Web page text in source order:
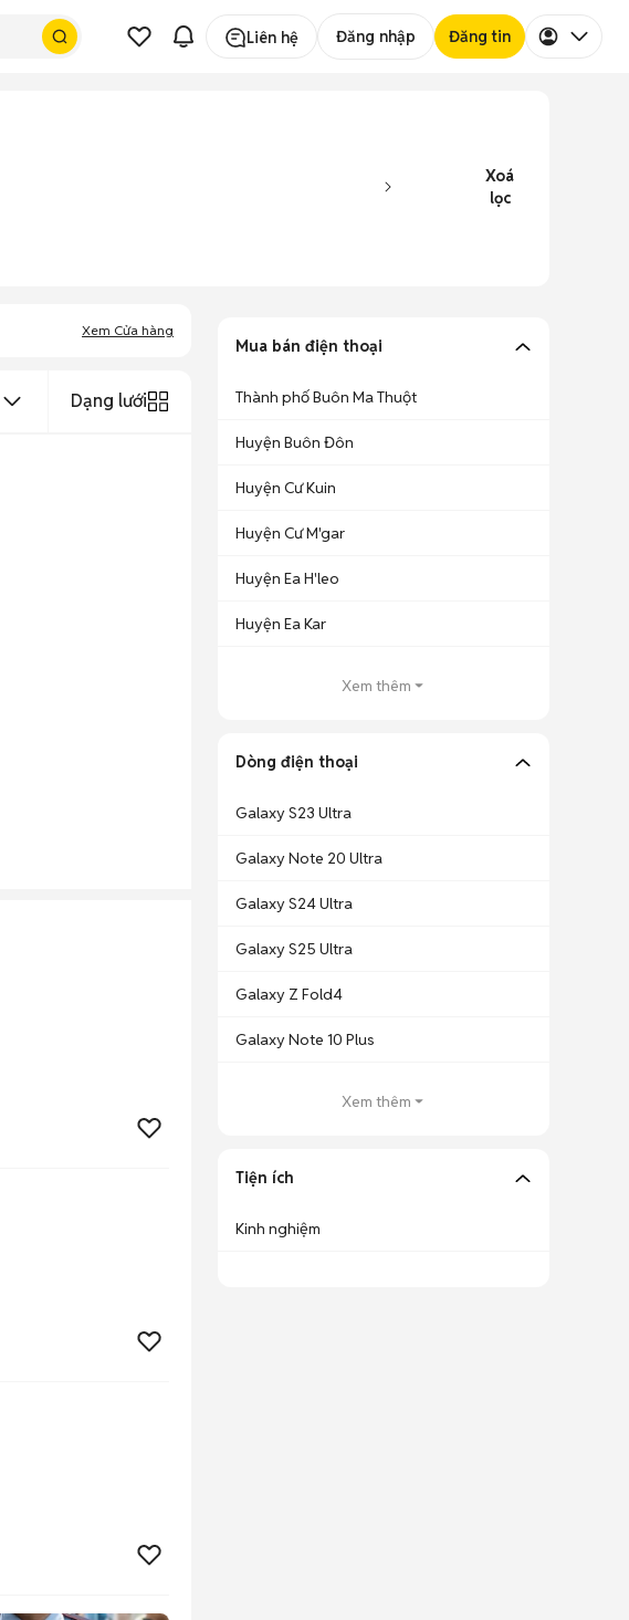
Liên hệ Đăng nhập Đăng tin
Xoá
lọc
Xem Cửa hàng
Dạng lưới
Mua bán điện thoại
Thành phố Buôn Ma Thuột
Huyện Buôn Đôn
Huyện Cư Kuin
Huyện Cư M'gar
Huyện Ea H'leo
Huyện Ea Kar
Xem thêm
Dòng điện thoại
Galaxy S23 Ultra
Galaxy Note 20 Ultra
Galaxy S24 Ultra
Galaxy S25 Ultra
Galaxy Z Fold4
Galaxy Note 10 Plus
Xem thêm
Tiện ích
Kinh nghiệm